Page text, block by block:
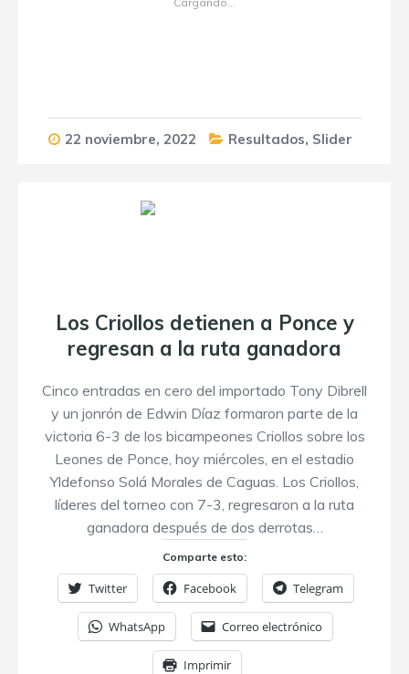
22 noviembre, 2022 Resultados, Slider
Los Criollos detienen a Ponce y
regresan a la ruta ganadora
Cinco entradas en cero del importado Tony Dibrell
y un jonrón de Edwin Díaz formaron parte de la
victoria 6-3 de los bicampeones Criollos sobre los
Leones de Ponce, hoy miércoles, en el estadio
Yldefonso Solá Morales de Caguas. Los Criollos,
líderes del torneo con 7-3, regresaron a la ruta
ganadora después de dos derrotas…
Comparte esto:
Twitter Facebook Telegram
WhatsApp Correo electrónico
Imprimir